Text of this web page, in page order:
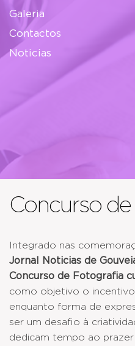
Galeria
Contactos
Noticias
Concurso
Integrado nas
Jornal Noticias de
Concurso de Fotografia
como objetivo o
enquanto forma de
ser um desafio à
dedicam tempo ao